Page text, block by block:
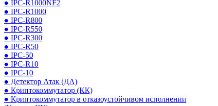
● IPC-R1000NF2
● IPC-R1000
● IPC-R800
● IPC-R550
● IPC-R300
● IPC-R50
● IPC-50
● IPC-R10
● IPC-10
● Детектор Атак (ДА)
● Криптокоммутатор (КК)
● Криптокоммутатор в отказоустойчивом исполнении